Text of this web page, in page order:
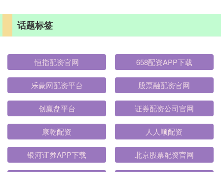
话题标签
恒指配资官网 658配资APP下载
乐蒙网配资平台 股票融配资官网
创赢盘平台 证券配资公司官网
康乾配资 人人顺配资
银河证券APP下载 北京股票配资官网